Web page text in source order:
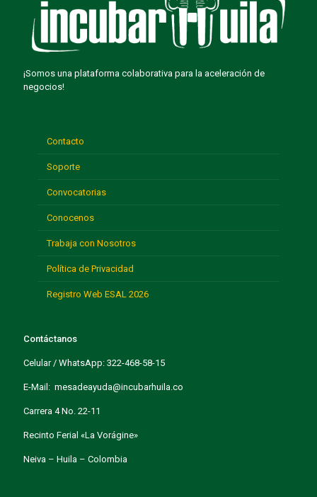
¡Somos una plataforma colaborativa para la aceleración de
negocios!
Contacto
Soporte
Convocatorias
Conocenos
Trabaja con Nosotros
Política de Privacidad
Registro Web ESAL 2026
Contáctanos
Celular / WhatsApp: 322-468-58-15
E-Mail: mesadeayuda@incubarhuila.co
Carrera 4 No. 22-11
Recinto Ferial «La Vorágine»
Neiva – Huila – Colombia